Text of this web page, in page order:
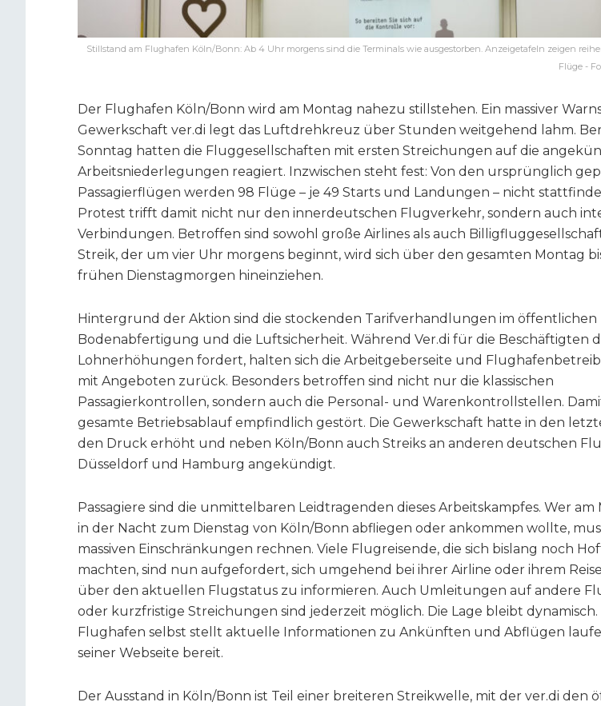
Stillstand am Flughafen Köln/Bonn: Ab 4 Uhr morgens sind die Terminals wie ausgestorben. Anzeigetafeln zeigen
Flüge -
Der Flughafen Köln/Bonn wird am Montag nahezu stillstehen. Ein massiver
Gewerkschaft ver.di legt das Luftdrehkreuz über Stunden weitgehend lahm.
Sonntag hatten die Fluggesellschaften mit ersten Streichungen auf die
Arbeitsniederlegungen reagiert. Inzwischen steht fest: Von den ursprünglich
Passagierflügen werden 98 Flüge – je 49 Starts und Landungen – nicht
Protest trifft damit nicht nur den innerdeutschen Flugverkehr, sondern auch
Verbindungen. Betroffen sind sowohl große Airlines als auch
Streik, der um vier Uhr morgens beginnt, wird sich über den gesamten Montag
frühen Dienstagmorgen hineinziehen.
Hintergrund der Aktion sind die stockenden Tarifverhandlungen im öffentlichen
Bodenabfertigung und die Luftsicherheit. Während Ver.di für die Beschäftigten
Lohnerhöhungen fordert, halten sich die Arbeitgeberseite und
mit Angeboten zurück. Besonders betroffen sind nicht nur die klassischen
Passagierkontrollen, sondern auch die Personal- und Warenkontrollstellen.
gesamte Betriebsablauf empfindlich gestört. Die Gewerkschaft hatte in den
den Druck erhöht und neben Köln/Bonn auch Streiks an anderen deutschen
Düsseldorf und Hamburg angekündigt.
Passagiere sind die unmittelbaren Leidtragenden dieses Arbeitskampfes. Wer
in der Nacht zum Dienstag von Köln/Bonn abfliegen oder ankommen wollte,
massiven Einschränkungen rechnen. Viele Flugreisende, die sich bislang noch
machten, sind nun aufgefordert, sich umgehend bei ihrer Airline oder ihrem
über den aktuellen Flugstatus zu informieren. Auch Umleitungen auf andere
oder kurzfristige Streichungen sind jederzeit möglich. Die Lage bleibt dynamisch.
Flughafen selbst stellt aktuelle Informationen zu Ankünften und Abflügen
seiner Webseite bereit.
Der Ausstand in Köln/Bonn ist Teil einer breiteren Streikwelle, mit der ver.di den